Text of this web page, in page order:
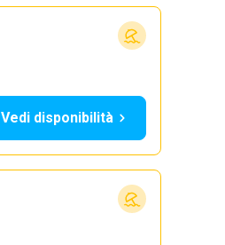
Vedi disponibilità